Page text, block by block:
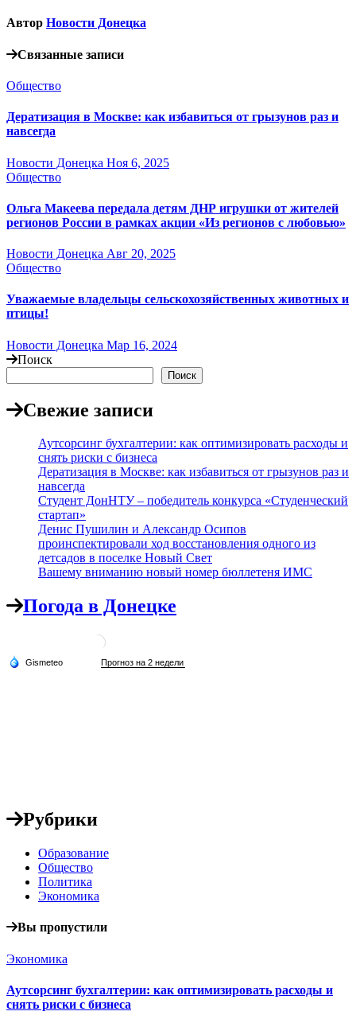
Автор Новости Донецка
Связанные записи
Общество
Дератизация в Москве: как избавиться от грызунов раз и
навсегда
Новости Донецка Ноя 6, 2025
Общество
Ольга Макеева передала детям ДНР игрушки от жителей
регионов России в рамках акции «Из регионов с любовью»
Новости Донецка Авг 20, 2025
Общество
Уважаемые владельцы сельскохозяйственных животных и
птицы!
Новости Донецка Мар 16, 2024
Поиск
Поиск
Свежие записи
Аутсорсинг бухгалтерии: как оптимизировать расходы и
снять риски с бизнеса
Дератизация в Москве: как избавиться от грызунов раз и
навсегда
Студент ДонНТУ – победитель конкурса «Студенческий
стартап»
Денис Пушилин и Александр Осипов
проинспектировали ход восстановления одного из
детсадов в поселке Новый Свет
Вашему вниманию новый номер бюллетеня ИМС
Погода в Донецке
Рубрики
Образование
Общество
Политика
Экономика
Вы пропустили
Экономика
Аутсорсинг бухгалтерии: как оптимизировать расходы и
снять риски с бизнеса